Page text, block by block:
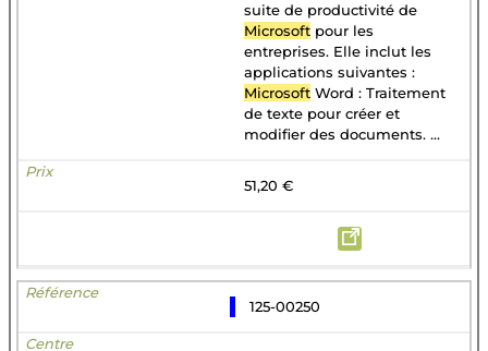
suite de productivité de
Microsoft pour les
entreprises. Elle inclut les
applications suivantes :
Microsoft Word : Traitement
de texte pour créer et
modifier des documents. ...
51,20 €
125-00250